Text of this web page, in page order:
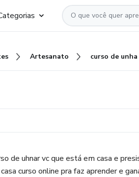
Artesanato curso de unha
de uhnar vc que está em casa e
curso online pra faz aprender e